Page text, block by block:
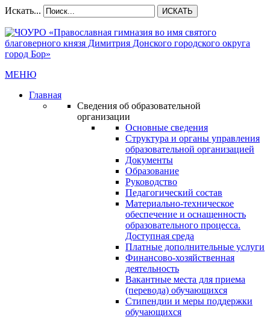
Искать... ИСКАТЬ
МЕНЮ
Главная
Сведения об образовательной
организации
Основные сведения
Структура и органы управления
образовательной организацией
Документы
Образование
Руководство
Педагогический состав
Материально-техническое
обеспечение и оснащенность
образовательного процесса.
Доступная среда
Платные дополнительные услуги
Финансово-хозяйственная
деятельность
Вакантные места для приема
(перевода) обучающихся
Стипендии и меры поддержки
обучающихся